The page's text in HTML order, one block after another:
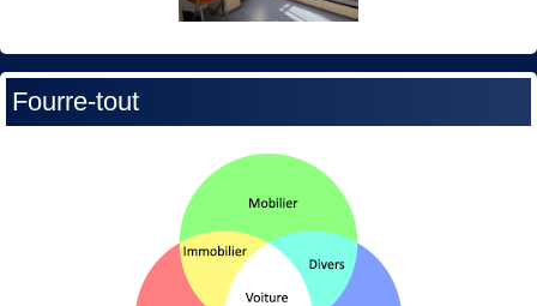
Fourre-tout